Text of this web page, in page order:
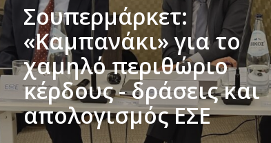
Σουπερμάρκετ:
«Καμπανάκι» για το
χαμηλό περιθώριο
κέρδους - δράσεις και
απολογισμός ΕΣΕ